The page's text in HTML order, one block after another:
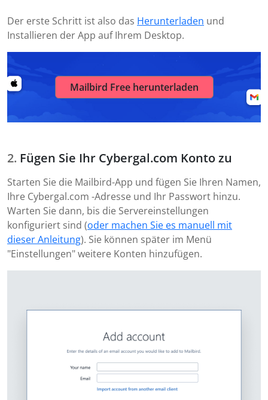
Der erste Schritt ist also das Herunterladen und
Installieren der App auf Ihrem Desktop.
Mailbird Free herunterladen
Fügen Sie Ihr Cybergal.com Konto zu
Starten Sie die Mailbird-App und fügen Sie Ihren Namen,
Ihre Cybergal.com -Adresse und Ihr Passwort hinzu.
Warten Sie dann, bis die Servereinstellungen
konfiguriert sind (oder machen Sie es manuell mit
dieser Anleitung). Sie können später im Menü
"Einstellungen" weitere Konten hinzufügen.